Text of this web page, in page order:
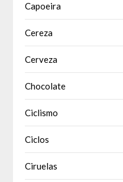
Capoeira
Cereza
Cerveza
Chocolate
Ciclismo
Ciclos
Ciruelas